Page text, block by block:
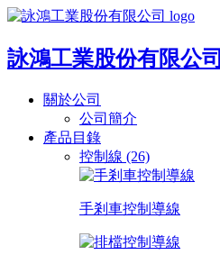
詠鴻工業股份有限公司
關於公司
公司簡介
產品目錄
控制線 (26)
手剎車控制導線